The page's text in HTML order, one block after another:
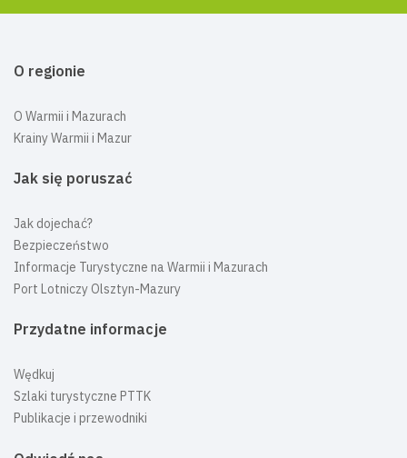
O regionie
O Warmii i Mazurach
Krainy Warmii i Mazur
Jak się poruszać
Jak dojechać?
Bezpieczeństwo
Informacje Turystyczne na Warmii i Mazurach
Port Lotniczy Olsztyn-Mazury
Przydatne informacje
Wędkuj
Szlaki turystyczne PTTK
Publikacje i przewodniki